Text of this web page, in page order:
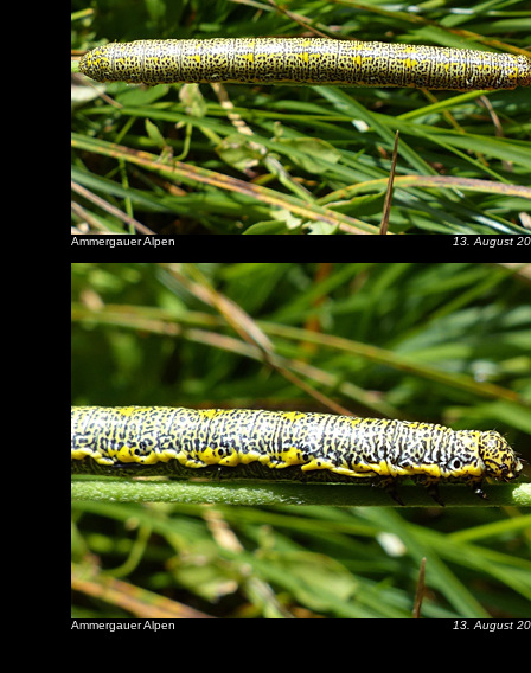
Ammergauer Alpen 13. August
Ammergauer Alpen 13. August